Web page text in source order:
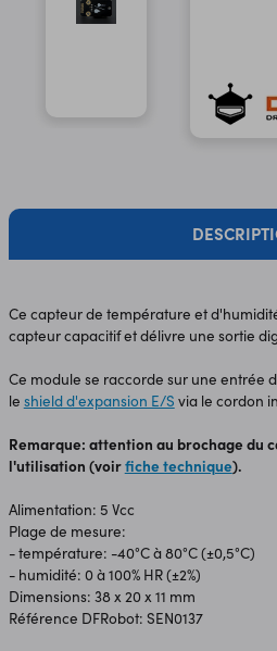
Ce capteur de température et
capteur capacitif et délivre une sortie
Ce module se raccorde sur une
le shield d'expansion E/S via le cordon
Remarque: attention au brochage du
l'utilisation (voirfiche technique).
Alimentation: 5 Vcc
Plage de mesure:
- température: -40°C à 80°C (±0,5°C)
- humidité: 0 à 100% HR (±2%)
Dimensions: 38 x 20 x 11 mm
Référence DFRobot: SEN0137